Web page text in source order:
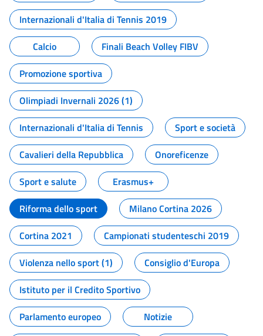
Internazionali d'Italia di Tennis 2019
Calcio
Finali Beach Volley FIBV
Promozione sportiva
Olimpiadi Invernali 2026 (1)
Internazionali d'Italia di Tennis
Sport e società
Cavalieri della Repubblica
Onoreficenze
Sport e salute
Erasmus+
Riforma dello sport
Milano Cortina 2026
Cortina 2021
Campionati studenteschi 2019
Violenza nello sport (1)
Consiglio d'Europa
Istituto per il Credito Sportivo
Parlamento europeo
Notizie